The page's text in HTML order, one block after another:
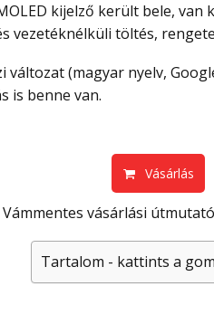
kijelző került bele,
vezetéknélküli töltés,
is benne van.
Vásárlás
Vámmentes vásárlási
Tartalom - kattints a